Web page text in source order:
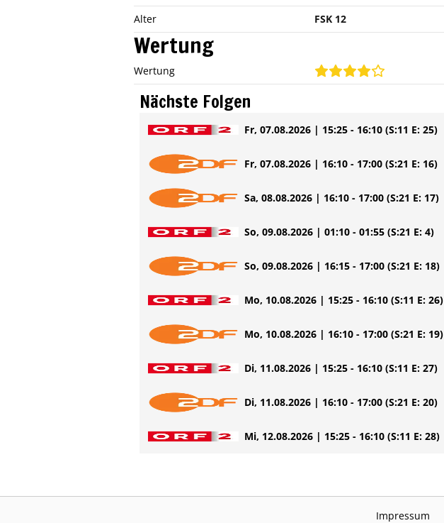
Alter
FSK 12
Wertung
Wertung
Nächste Folgen
Fr, 07.08.2026 | 15:25 - 16:10 (S:11 E: 25)
Fr, 07.08.2026 | 16:10 - 17:00 (S:21 E: 16)
Sa, 08.08.2026 | 16:10 - 17:00 (S:21 E: 17)
So, 09.08.2026 | 01:10 - 01:55 (S:21 E: 4)
So, 09.08.2026 | 16:15 - 17:00 (S:21 E: 18)
Mo, 10.08.2026 | 15:25 - 16:10 (S:11 E: 26)
Mo, 10.08.2026 | 16:10 - 17:00 (S:21 E: 19)
Di, 11.08.2026 | 15:25 - 16:10 (S:11 E: 27)
Di, 11.08.2026 | 16:10 - 17:00 (S:21 E: 20)
Mi, 12.08.2026 | 15:25 - 16:10 (S:11 E: 28)
Impressum